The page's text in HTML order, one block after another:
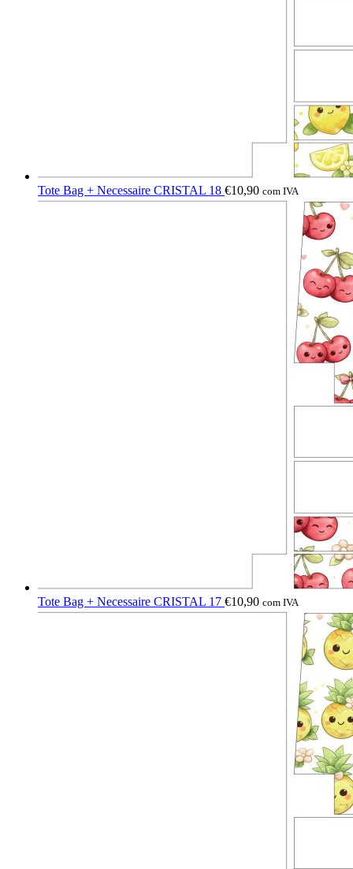
Tote Bag + Necessaire CRISTAL 18 €10,90 com IVA
Tote Bag + Necessaire CRISTAL 17 €10,90 com IVA